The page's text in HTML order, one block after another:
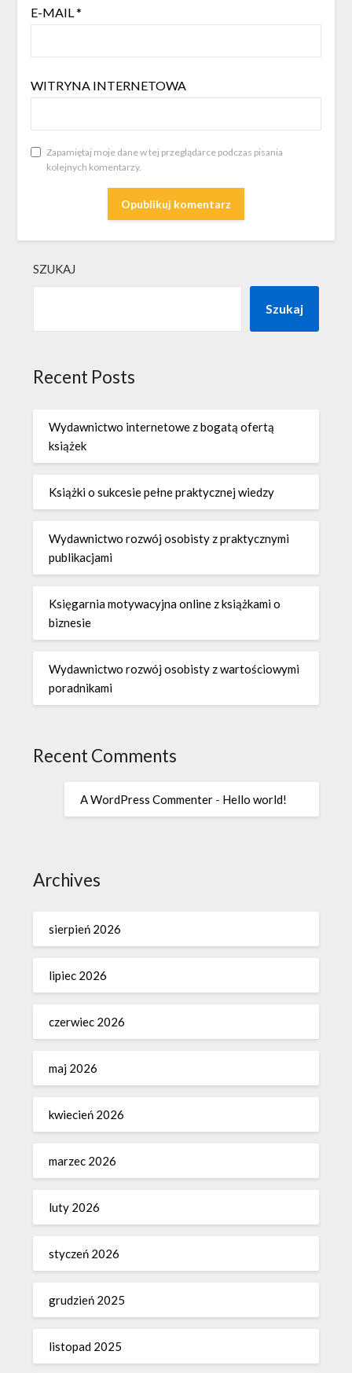
E-MAIL*
WITRYNA INTERNETOWA
Zapamiętaj moje dane w tej przeglądarce podczas pisania
kolejnych komentarzy.
SZUKAJ
Szukaj
Recent Posts
Wydawnictwo internetowe z bogatą ofertą
książek
Książki o sukcesie pełne praktycznej wiedzy
Wydawnictwo rozwój osobisty z praktycznymi
publikacjami
Księgarnia motywacyjna online z książkami o
biznesie
Wydawnictwo rozwój osobisty z wartościowymi
poradnikami
Recent Comments
A WordPress Commenter - Hello world!
Archives
sierpień 2026
lipiec 2026
czerwiec 2026
maj 2026
kwiecień 2026
marzec 2026
luty 2026
styczeń 2026
grudzień 2025
listopad 2025